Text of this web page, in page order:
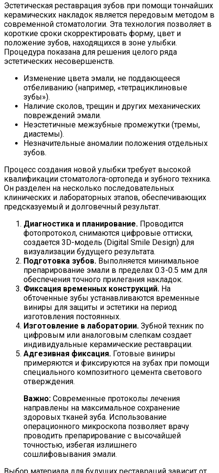
Эстетическая реставрация зубов при помощи тончайших
керамических накладок является передовым методом в
современной стоматологии. Эта технология позволяет в
короткие сроки скорректировать форму, цвет и
положение зубов, находящихся в зоне улыбки.
Процедура показана для решения целого ряда
эстетических несовершенств.
Изменение цвета эмали, не поддающееся
отбеливанию (например, «тетрациклиновые
зубы»).
Наличие сколов, трещин и других механических
повреждений эмали.
Неэстетичные межзубные промежутки (тремы,
диастемы).
Незначительные аномалии положения отдельных
зубов.
Процесс создания новой улыбки требует высокой
квалификации стоматолога-ортопеда и зубного техника.
Он разделен на несколько последовательных
клинических и лабораторных этапов, обеспечивающих
предсказуемый и долговечный результат.
Диагностика и планирование. Проводится
фотопротокол, снимаются цифровые оттиски,
создается 3D-модель (Digital Smile Design) для
визуализации будущего результата.
Подготовка зубов. Выполняется минимальное
препарирование эмали в пределах 0.3-0.5 мм для
обеспечения точного прилегания накладок.
Фиксация временных конструкций. На
обточенные зубы устанавливаются временные
виниры для защиты и эстетики на период
изготовления постоянных.
Изготовление в лаборатории. Зубной техник по
цифровым или аналоговым слепкам создает
индивидуальные керамические реставрации.
Адгезивная фиксация. Готовые виниры
примеряются и фиксируются на зубах при помощи
специального композитного цемента светового
отверждения.
Важно: Современные протоколы лечения
направлены на максимальное сохранение
здоровых тканей зуба. Использование
операционного микроскопа позволяет врачу
проводить препарирование с высочайшей
точностью, избегая излишнего
сошлифовывания эмали.